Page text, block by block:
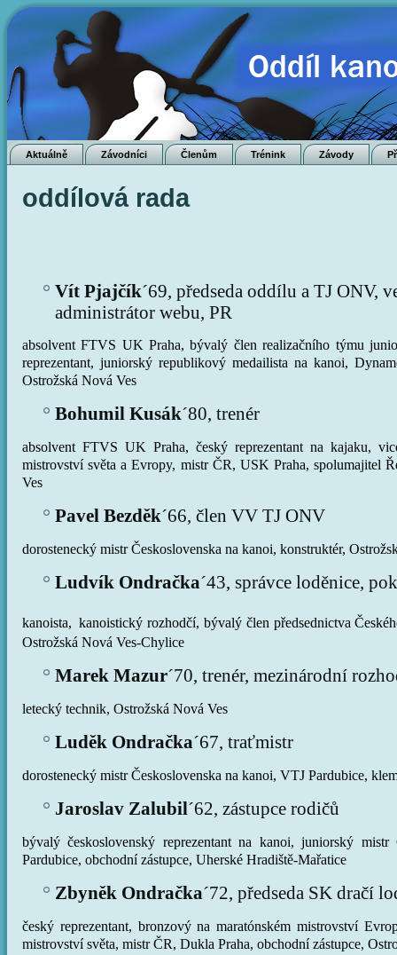
Aktuálně Závodníci Členům Trénink Závody
oddílová rada
Vít Pjajčík´69, předseda oddílu a TJ ONV,
administrátor webu, PR
absolvent FTVS UK Praha, bývalý člen realizačního týmu
reprezentant, juniorský republikový medailista na kanoi,
Ostrožská Nová Ves
Bohumil Kusák´80, trenér
absolvent FTVS UK Praha, český reprezentant na kajaku,
mistrovství světa a Evropy, mistr ČR, USK Praha, spolumajitel
Ves
Pavel Bezděk´66, člen VV TJ ONV
dorostenecký mistr Československa na kanoi, konstruktér,
Ludvík Ondračka´43, správce loděnice,
kanoista, kanoistický rozhodčí, bývalý člen předsednictva
Ostrožská Nová Ves-Chylice
Marek Mazur´70, trenér, mezinárodní
letecký technik, Ostrožská Nová Ves
Luděk Ondračka´67, traťmistr
dorostenecký mistr Československa na kanoi, VTJ Pardubice,
Jaroslav Zalubil´62, zástupce rodičů
bývalý československý reprezentant na kanoi, juniorský
Pardubice, obchodní zástupce, Uherské Hradiště-Mařatice
Zbyněk Ondračka´72, předseda SK dračí
český reprezentant, bronzový na maratónském mistrovství
mistrovství světa, mistr ČR, Dukla Praha, obchodní zástupce,